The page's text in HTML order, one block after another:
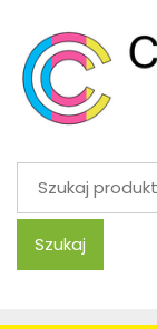
Szukaj:
Szukaj